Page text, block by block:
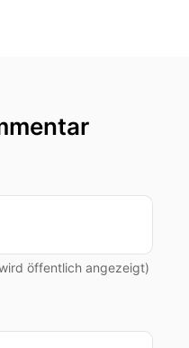
öffentlich angezeigt)